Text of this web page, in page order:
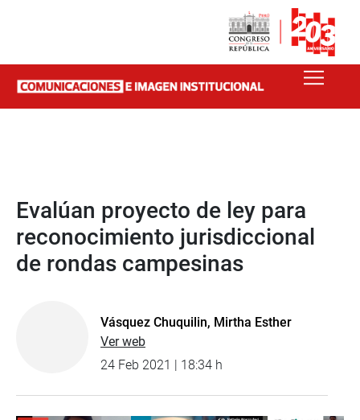
Evalúan proyecto de ley para
reconocimiento jurisdiccional
de rondas campesinas
Vásquez Chuquilin, Mirtha Esther
Ver web
24 Feb 2021 | 18:34 h